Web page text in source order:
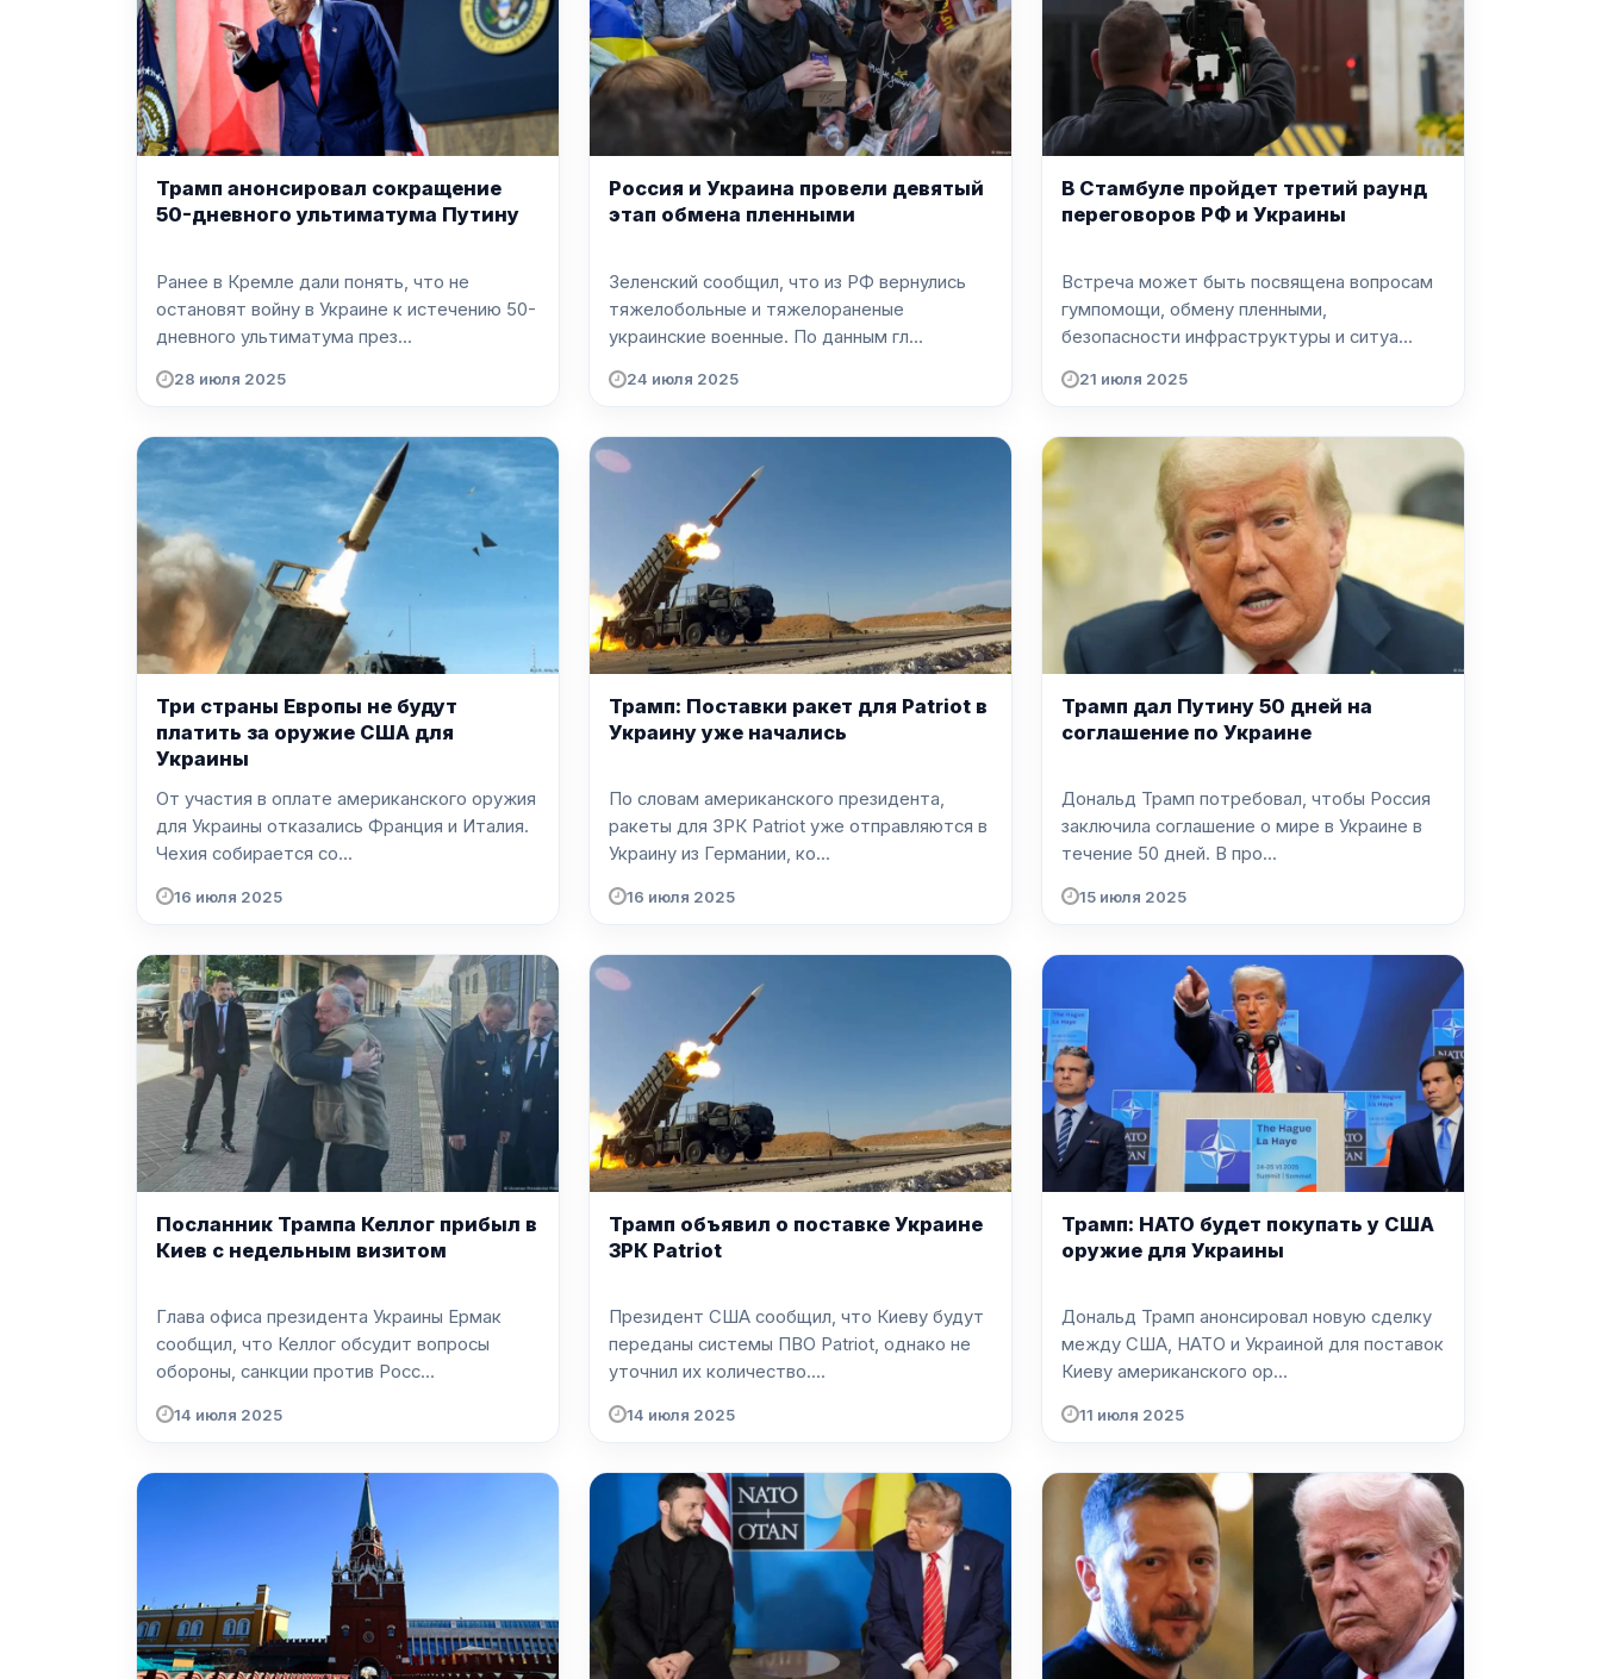
Трамп анонсировал сокращение
50-дневного ультиматума Путину
Ранее в Кремле дали понять, что не
остановят войну в Украине к истечению 50-
дневного ультиматума през...
28 июля 2025
Россия и Украина провели девятый
этап обмена пленными
Зеленский сообщил, что из РФ вернулись
тяжелобольные и тяжелораненые
украинские военные. По данным гл...
24 июля 2025
В Стамбуле пройдет третий раунд
переговоров РФ и Украины
Встреча может быть посвящена вопросам
гумпомощи, обмену пленными,
безопасности инфраструктуры и ситуа...
21 июля 2025
Три страны Европы не будут
платить за оружие США для
Украины
От участия в оплате американского оружия
для Украины отказались Франция и Италия.
Чехия собирается со...
16 июля 2025
Трамп: Поставки ракет для Patriot в
Украину уже начались
По словам американского президента,
ракеты для ЗРК Patriot уже отправляются в
Украину из Германии, ко...
16 июля 2025
Трамп дал Путину 50 дней на
соглашение по Украине
Дональд Трамп потребовал, чтобы Россия
заключила соглашение о мире в Украине в
течение 50 дней. В про...
15 июля 2025
Посланник Трампа Келлог прибыл в
Киев с недельным визитом
Глава офиса президента Украины Ермак
сообщил, что Келлог обсудит вопросы
обороны, санкции против Росс...
14 июля 2025
Трамп объявил о поставке Украине
ЗРК Patriot
Президент США сообщил, что Киеву будут
переданы системы ПВО Patriot, однако не
уточнил их количество....
14 июля 2025
Трамп: НАТО будет покупать у США
оружие для Украины
Дональд Трамп анонсировал новую сделку
между США, НАТО и Украиной для поставок
Киеву американского ор...
11 июля 2025